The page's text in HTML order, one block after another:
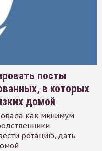
посты
в которых
домой
как минимум
ротацию, дать